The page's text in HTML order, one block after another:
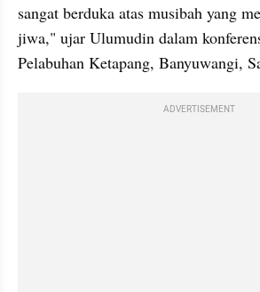
sangat berduka atas musibah yang
jiwa," ujar Ulumudin dalam
Pelabuhan Ketapang, Banyuwangi,
ADVERTISEMENT